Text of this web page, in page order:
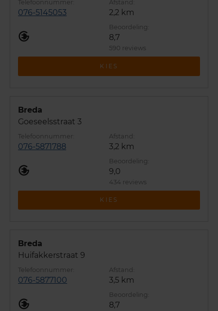
076-5145053 2,2 km
8,7
590 reviews
KIES
Breda
Goeseelsstraat 3
076-5871788 3,2 km
9,0
434 reviews
KIES
Breda
Huifakkerstraat 9
076-5877100 3,5 km
8,7